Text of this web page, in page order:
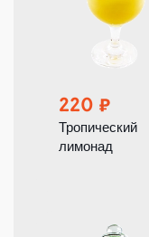
220
Тропический
лимонад